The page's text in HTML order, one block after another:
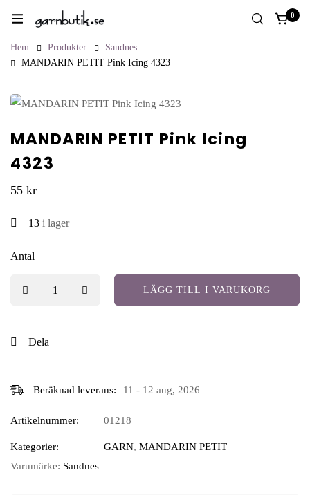
0
Hem Produkter
Sandnes
MANDARIN PETIT Pink Icing 4323
MANDARIN PETIT Pink Icing
4323
55 kr
13 i lager
Antal
LÄGG TILL I VARUKORG
Dela
Beräknad leverans: 11 - 12 aug, 2026
Artikelnummer: 01218
Kategorier: GARN, MANDARIN PETIT
Varumärke: Sandnes